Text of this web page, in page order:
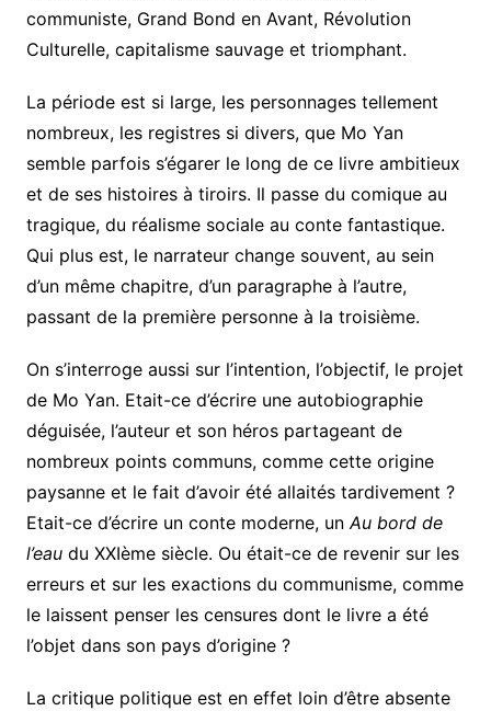
communiste, Grand Bond en Avant, Révolution
Culturelle, capitalisme sauvage et triomphant.
La période est si large, les personnages tellement
nombreux, les registres si divers, que Mo Yan
semble parfois s’égarer le long de ce livre ambitieux
et de ses histoires à tiroirs. Il passe du comique au
tragique, du réalisme sociale au conte fantastique.
Qui plus est, le narrateur change souvent, au sein
d’un même chapitre, d’un paragraphe à l’autre,
passant de la première personne à la troisième.
On s’interroge aussi sur l’intention, l’objectif, le projet
de Mo Yan. Etait-ce d’écrire une autobiographie
déguisée, l’auteur et son héros partageant de
nombreux points communs, comme cette origine
paysanne et le fait d’avoir été allaités tardivement ?
Etait-ce d’écrire un conte moderne, un Au bord de
l’eaudu XXIème siècle. Ou était-ce de revenir sur les
erreurs et sur les exactions du communisme, comme
le laissent penser les censures dont le livre a été
l’objet dans son pays d’origine ?
La critique politique est en effet loin d’être absente